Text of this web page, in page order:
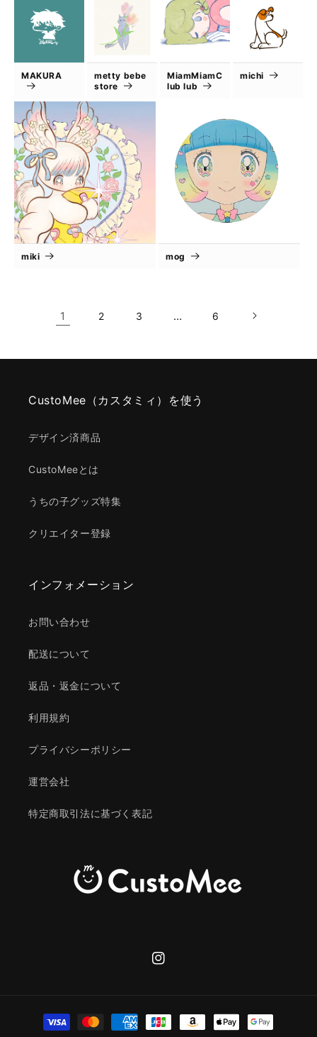
MAKURA
metty bebe
store
MiamMiamC
lub lub
michi
miki mog
1 2 3 … 6
CustoMee（カスタミィ）を使う
デザイン済商品
CustoMeeとは
うちの子グッズ特集
クリエイター登録
インフォメーション
お問い合わせ
配送について
返品・返金について
利用規約
プライバシーポリシー
運営会社
特定商取引法に基づく表記
Instagram